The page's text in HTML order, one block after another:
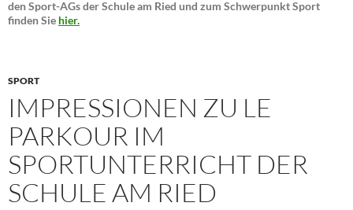
den Sport-AGs der Schule am Ried und zum Schwerpunkt Sport
finden Sie hier.
SPORT
IMPRESSIONEN ZU LE
PARKOUR IM
SPORTUNTERRICHT DER
SCHULE AM RIED